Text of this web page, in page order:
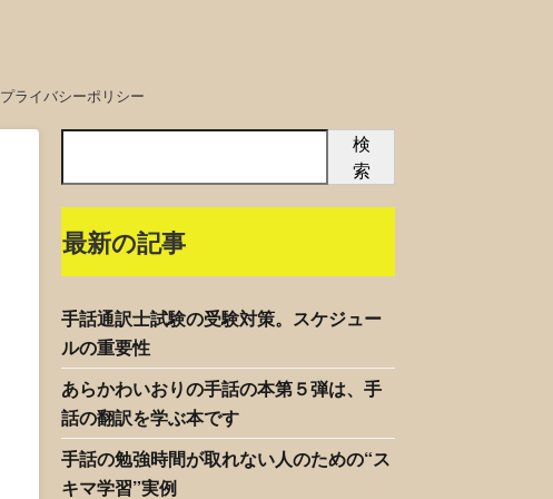
プライバシーポリシー
検
索
最新の記事
手話通訳士試験の受験対策。スケジュー
ルの重要性
あらかわいおりの手話の本第５弾は、手
話の翻訳を学ぶ本です
手話の勉強時間が取れない人のための“ス
キマ学習”実例